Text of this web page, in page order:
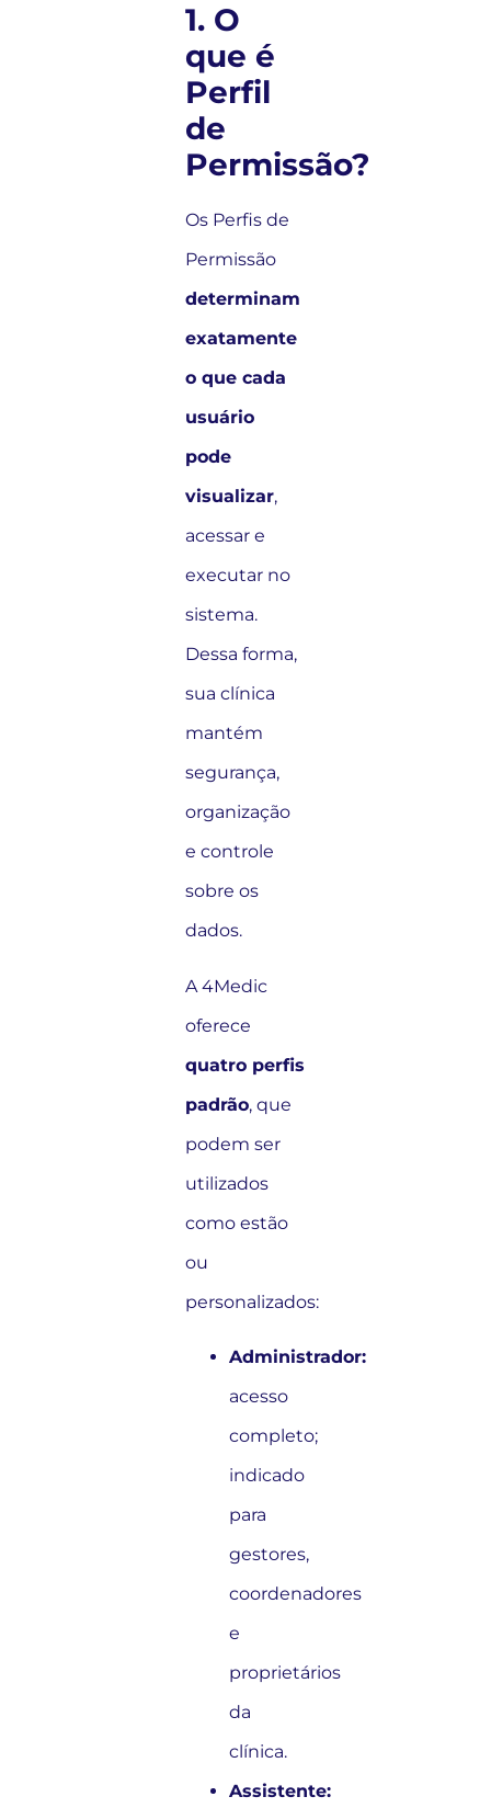
1. O
que é
Perfil
de
Permissão?
Os Perfis de
Permissão
determinam
exatamente
o que cada
usuário
pode
visualizar,
acessar e
executar no
sistema.
Dessa forma,
sua clínica
mantém
segurança,
organização
e controle
sobre os
dados.
A 4Medic
oferece
quatro perfis
padrão, que
podem ser
utilizados
como estão
ou
personalizados:
Administrador:
acesso
completo;
indicado
para
gestores,
coordenadores
e
proprietários
da
clínica.
Assistente: